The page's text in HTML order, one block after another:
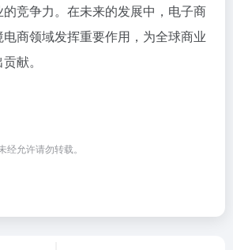
竞争力。在未来的发展中，电子商
商领域发挥重要作用，为全球商业
献。
允许请勿转载。